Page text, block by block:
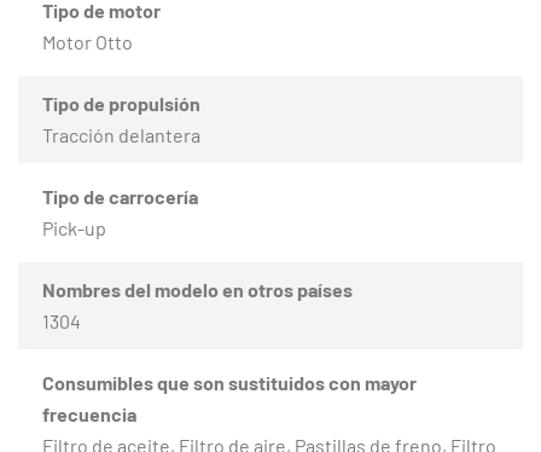
Tipo de motor
Motor Otto
Tipo de propulsión
Tracción delantera
Tipo de carrocería
Pick-up
Nombres del modelo en otros países
1304
Consumibles que son sustituidos con mayor
frecuencia
Filtro de aceite, Filtro de aire, Pastillas de freno, Filtro